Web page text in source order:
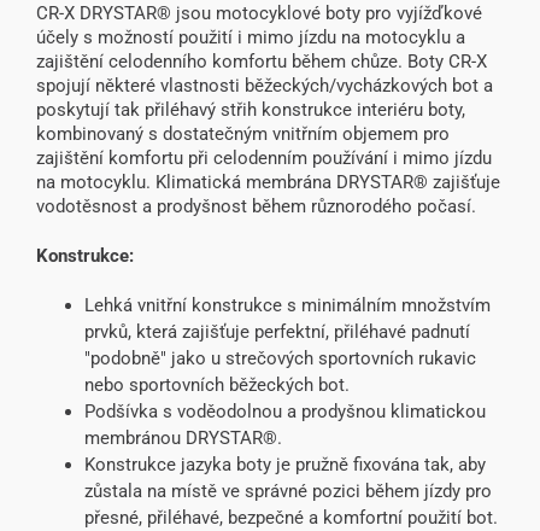
CR-X DRYSTAR® jsou motocyklové boty pro vyjížďkové
účely s možností použití i mimo jízdu na motocyklu a
zajištění celodenního komfortu během chůze. Boty CR-X
spojují některé vlastnosti běžeckých/vycházkových bot a
poskytují tak přiléhavý střih konstrukce interiéru boty,
kombinovaný s dostatečným vnitřním objemem pro
zajištění komfortu při celodenním používání i mimo jízdu
na motocyklu. Klimatická membrána DRYSTAR® zajišťuje
vodotěsnost a prodyšnost během různorodého počasí.
Konstrukce:
Lehká vnitřní konstrukce s minimálním množstvím
prvků, která zajišťuje perfektní, přiléhavé padnutí
"podobně" jako u strečových sportovních rukavic
nebo sportovních běžeckých bot.
Podšívka s voděodolnou a prodyšnou klimatickou
membránou DRYSTAR®.
Konstrukce jazyka boty je pružně fixována tak, aby
zůstala na místě ve správné pozici během jízdy pro
přesné, přiléhavé, bezpečné a komfortní použití bot.